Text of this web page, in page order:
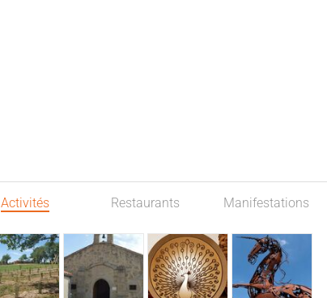
Activités Restaurants Manifestations